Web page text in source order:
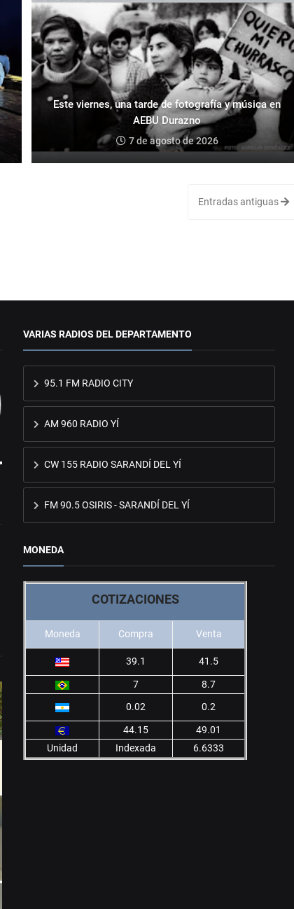
Este viernes, una tarde de fotografía y música en
AEBU Durazno
7 de agosto de 2026
Entradas antiguas
VARIAS RADIOS DEL DEPARTAMENTO
95.1 FM RADIO CITY
AM 960 RADIO YÍ
CW 155 RADIO SARANDÍ DEL YÍ
FM 90.5 OSIRIS - SARANDÍ DEL YÍ
MONEDA
COTIZACIONES
Moneda Compra Venta
39.1 41.5
7
8.7
0.02
0.2
44.15
49.01
Unidad
Indexada 6.6333